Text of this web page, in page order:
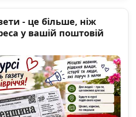
- це більше, ніж
у вашій поштовій